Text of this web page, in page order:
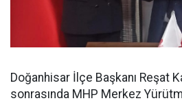
Doğanhisar İlçe Başkanı Reşat
sonrasında MHP Merkez